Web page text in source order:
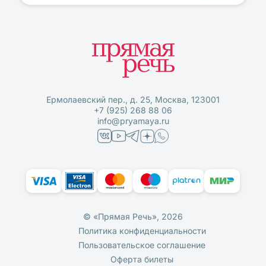
Ермолаевский пер., д. 25, Москва, 123001
+7 (925) 268 88 06
info@pryamaya.ru
© «Прямая Речь», 2026
Политика конфиденциальности
Пользовательское соглашение
Оферта билеты